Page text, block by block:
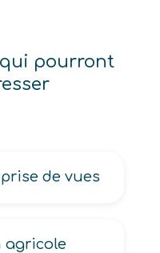
qui pourront
de vues
agricole